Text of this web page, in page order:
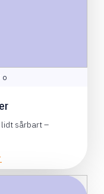
0
sårbart –